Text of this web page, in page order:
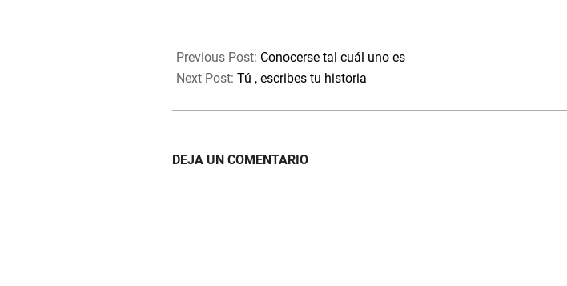
04-
14
Previous Post: Conocerse tal cuál uno es
Next Post: Tú , escribes tu historia
DEJA UN COMENTARIO